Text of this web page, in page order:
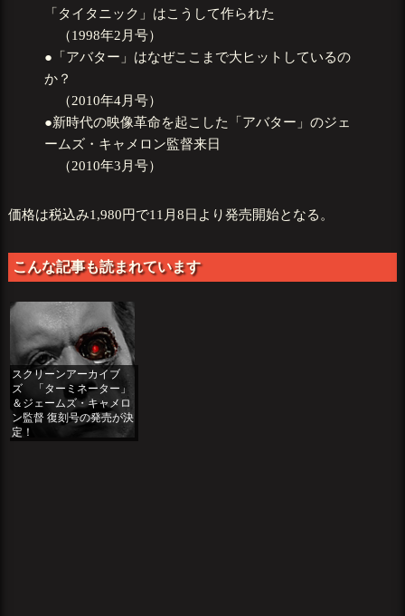
「タイタニック」はこうして作られた
（1998年2月号）
●「アバター」はなぜここまで大ヒットしているの
か？
（2010年4月号）
●新時代の映像革命を起こした「アバター」のジェ
ームズ・キャメロン監督来日
（2010年3月号）
価格は税込み1,980円で11月8日より発売開始となる。
こんな記事も読まれています
スクリーンアーカイブ
ズ 「ターミネーター」
＆ジェームズ・キャメロ
ン監督 復刻号の発売が決
定！